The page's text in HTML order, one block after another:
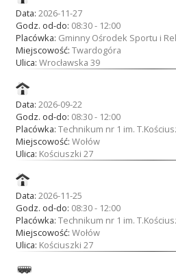
Data: 2026-11-27
Godz. od-do: 08:30 - 12:00
Placówka: Gminny Ośrodek Sportu i
Miejscowość: Twardogóra
Ulica: Wrocławska 39
Data: 2026-09-22
Godz. od-do: 08:30 - 12:00
Placówka: Technikum nr 1 im.
Miejscowość: Wołów
Ulica: Kościuszki 27
Data: 2026-11-25
Godz. od-do: 08:30 - 12:00
Placówka: Technikum nr 1 im.
Miejscowość: Wołów
Ulica: Kościuszki 27